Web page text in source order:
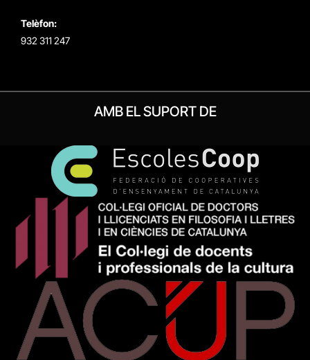
Telèfon:
932 311 247
AMB EL SUPORT DE